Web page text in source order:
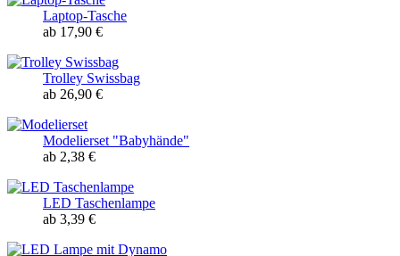
Laptop-Tasche
ab 17,90 €
Trolley Swissbag
ab 26,90 €
Modelierset "Babyhände"
ab 2,38 €
LED Taschenlampe
ab 3,39 €